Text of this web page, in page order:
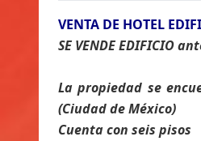
VENTA DE HOTEL
SE VENDE EDIFICIO
La propiedad se
(Ciudad de México)
Cuenta con seis pisos